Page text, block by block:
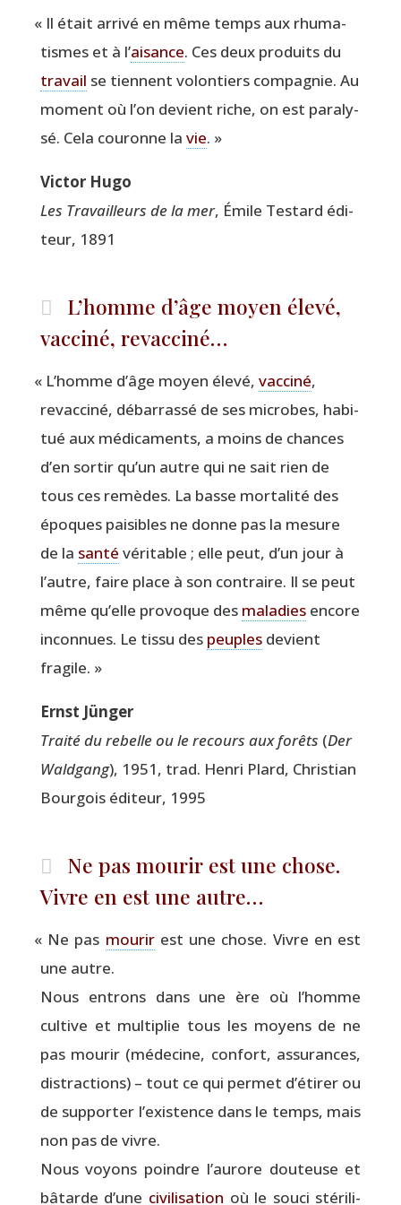
« Il était arri­vé en même temps aux rhu­ma­
tismes et à l’aisance. Ces deux pro­duits du
tra­vail se tiennent volon­tiers com­pa­gnie. Au
moment où l’on devient riche, on est para­ly­
sé. Cela cou­ronne la vie. »
Vic­tor Hugo
Les Tra­vailleurs de la mer, Émile Tes­tard édi­
teur, 1891
L’homme d’âge moyen élevé,
vacciné, revacciné…
« L’homme d’âge moyen éle­vé, vac­ci­né,
revac­ci­né, débar­ras­sé de ses microbes, habi­
tué aux médi­ca­ments, a moins de chances
d’en sor­tir qu’un autre qui ne sait rien de
tous ces remèdes. La basse mor­ta­li­té des
époques pai­sibles ne donne pas la mesure
de la san­té véri­table ; elle peut, d’un jour à
l’autre, faire place à son contraire. Il se peut
même qu’elle pro­voque des mala­diesencore
incon­nues. Le tis­su des peuplesdevient
fragile. »
Ernst Jün­ger
Trai­té du rebelle ou le recours aux forêts (Der
Wald­gang), 1951, trad. Hen­ri Plard, Chris­tian
Bour­gois édi­teur, 1995
Ne pas mourir est une chose.
Vivre en est une autre…
« Ne pas mou­rirest une chose. Vivre en est
une autre.
Nous entrons dans une ère où l’homme
cultive et mul­ti­plie tous les moyens de ne
pas mou­rir (méde­cine, confort, assu­rances,
dis­trac­tions) – tout ce qui per­met d’étirer ou
de sup­por­ter l’existence dans le temps, mais
non pas de vivre.
Nous voyons poindre l’aurore dou­teuse et
bâtarde d’une civi­li­sa­tion où le sou­ci sté­ri­li­